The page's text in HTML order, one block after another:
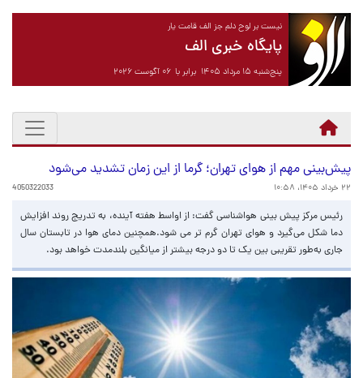
نیست بر لوح دلم جز الف قامت یار
پایگاه خبری الف
پنج‌شنبه ۱۵ مرداد ۱۴۰۵ برابر با ۰۶ آگوست ۲۰۲۶
پیش‌بینی مهم از هوای تهران؛ گرما از این زمان تشدید می‌شود
۲۲ خرداد ۱۴۰۵، ۱۰:۵۸ 4050322033
رئیس مرکز پیش بینی هواشناسی گفت: از اواسط هفته آینده، به تدریج روند افزایش
دما شکل می‌گیرد و هوای تهران گرم تر می شود.همچنین دمای هوا در تابستان سال
جاری به‌طور تقریبی بین یک تا دو درجه بیشتر از میانگین بلندمدت خواهد بود.